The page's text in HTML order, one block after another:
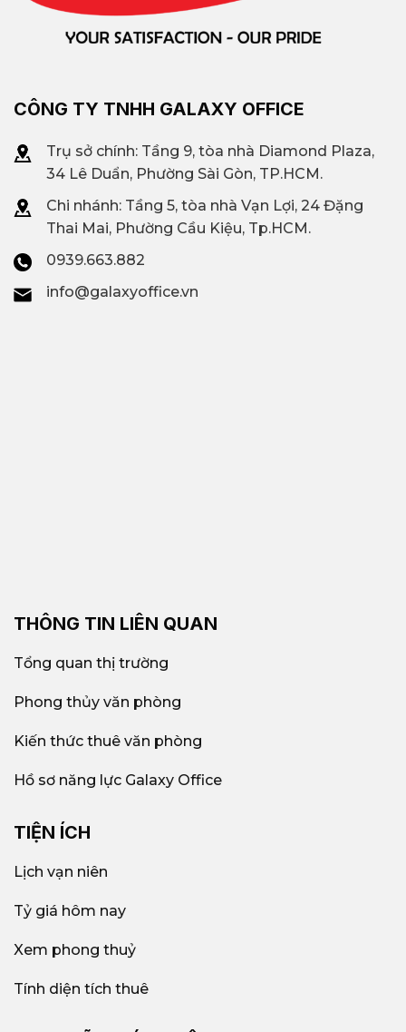
CÔNG TY TNHH GALAXY OFFICE
Trụ sở chính: Tầng 9, tòa nhà Diamond Plaza,
34 Lê Duẩn, Phường Sài Gòn, TP.HCM.
Chi nhánh: Tầng 5, tòa nhà Vạn Lợi, 24 Đặng
Thai Mai, Phường Cầu Kiệu, Tp.HCM.
0939.663.882
info@galaxyoffice.vn
THÔNG TIN LIÊN QUAN
Tổng quan thị trường
Phong thủy văn phòng
Kiến thức thuê văn phòng
Hồ sơ năng lực Galaxy Office
TIỆN ÍCH
Lịch vạn niên
Tỷ giá hôm nay
Xem phong thuỷ
Tính diện tích thuê